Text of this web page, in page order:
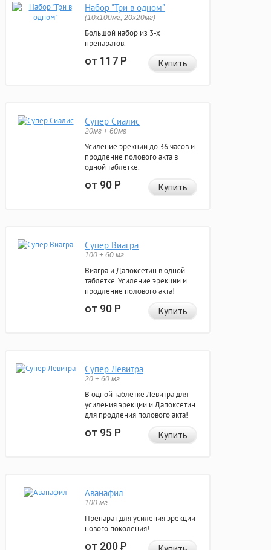
Набор "Три в одном"
(10x100мг, 20x20мг)
Большой набор из 3-х
препаратов.
от 117Р Купить
Супер Сиалис
20мг + 60мг
Усиление эрекции до 36 часов и
продление полового акта в
одной таблетке.
от 90Р Купить
Супер Виагра
100 + 60 мг
Виагра и Дапоксетин в одной
таблетке. Усиление эрекции и
продление полового акта!
от 90Р Купить
Супер Левитра
20 + 60 мг
В одной таблетке Левитра для
усиления эрекции и Дапоксетин
для продления полового акта!
от 95Р Купить
Аванафил
100 мг
Препарат для усиления эрекции
нового поколения!
от 200Р